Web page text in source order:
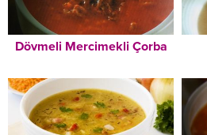
Dövmeli Mercimekli Çorba